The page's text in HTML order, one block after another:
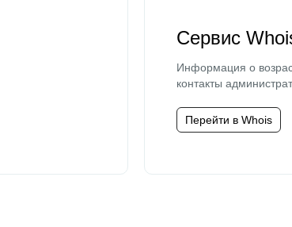
Сервис
Информация о
контакты
Перейти в Whois